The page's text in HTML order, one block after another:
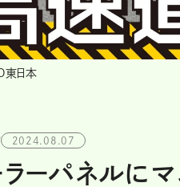
東日本
2024.08.07
ラーパネルに